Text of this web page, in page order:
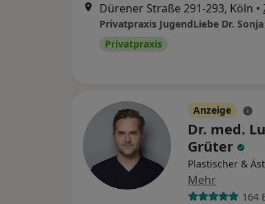
Dürener Straße 291-293, Köln •
Privatpraxis
Anzeige
Dr. med.
Grüter
Plastischer &
Mehr
164